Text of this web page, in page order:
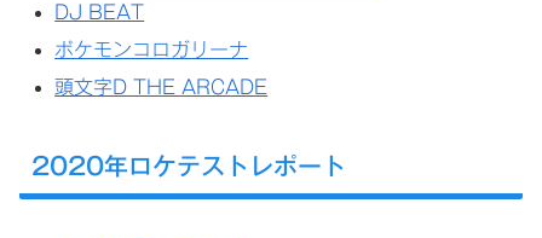
DJ BEAT
ポケモンコロガリーナ
頭文字D THE ARCADE
2020年ロケテストレポート